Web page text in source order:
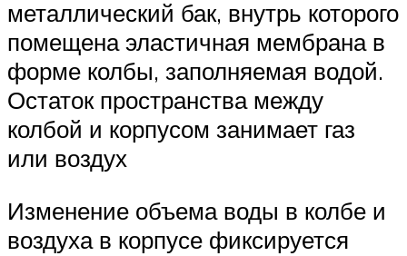
металлический бак, внутрь которого
помещена эластичная мембрана в
форме колбы, заполняемая водой.
Остаток пространства между
колбой и корпусом занимает газ
или воздух
Изменение объема воды в колбе и
воздуха в корпусе фиксируется